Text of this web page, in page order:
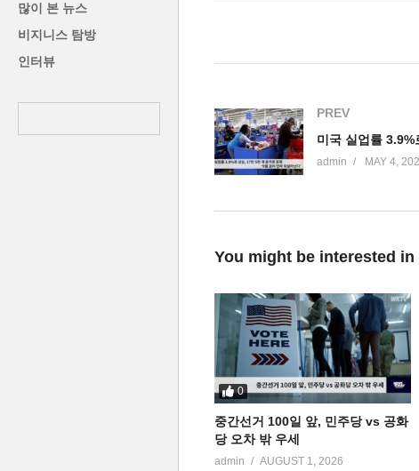
많이 본 뉴스
비지니스 탐방
인터뷰
PREV
admin MAY 4,
You might be interested in
0
중간선거 100일 앞, 민주당 vs 공화
당 오차 밖 우세
admin AUGUST 1, 2026